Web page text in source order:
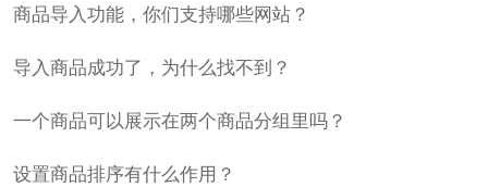
商品导入功能，你们支持哪些网站？
导入商品成功了，为什么找不到？
一个商品可以展示在两个商品分组里吗？
设置商品排序有什么作用？